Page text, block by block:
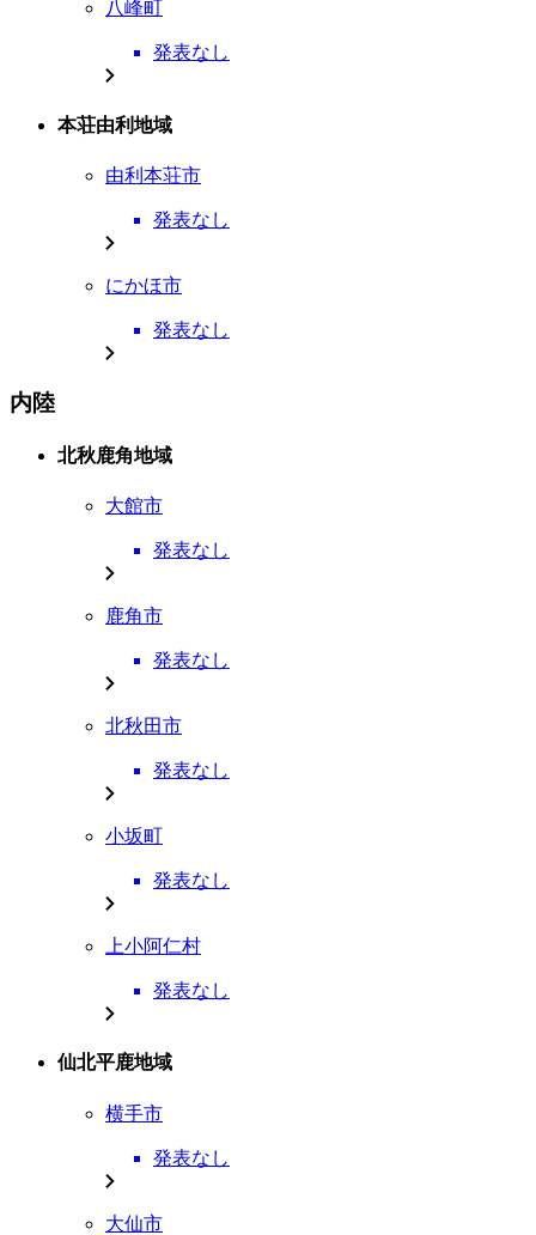
八峰町
発表なし
本荘由利地域
由利本荘市
発表なし
にかほ市
発表なし
内陸
北秋鹿角地域
大館市
発表なし
鹿角市
発表なし
北秋田市
発表なし
小坂町
発表なし
上小阿仁村
発表なし
仙北平鹿地域
横手市
発表なし
大仙市